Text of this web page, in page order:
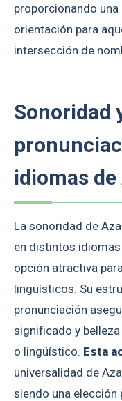
proporcionando
orientación para
intersección de
Sonoridad
idiomas de
La sonoridad de
en distintos
opción atractiva
lingüísticos. Su
pronunciación
significado y
o lingüístico. Esta
universalidad de
siendo una elección